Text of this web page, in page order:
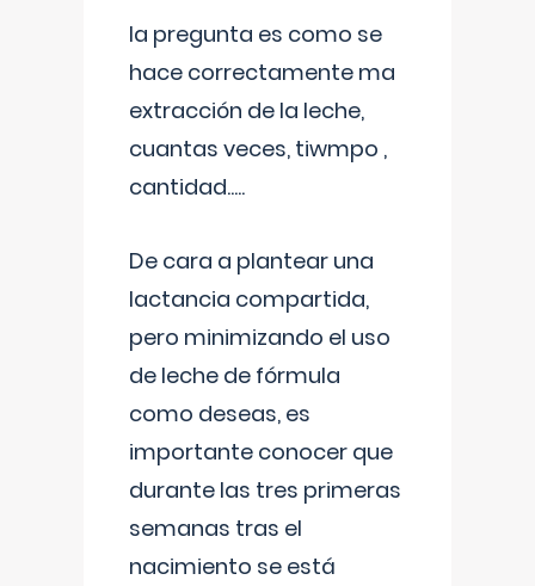
la pregunta es como se
hace correctamente ma
extracción de la leche,
cuantas veces, tiwmpo ,
cantidad.....
De cara a plantear una
lactancia compartida,
pero minimizando el uso
de leche de fórmula
como deseas, es
importante conocer que
durante las tres primeras
semanas tras el
nacimiento se está